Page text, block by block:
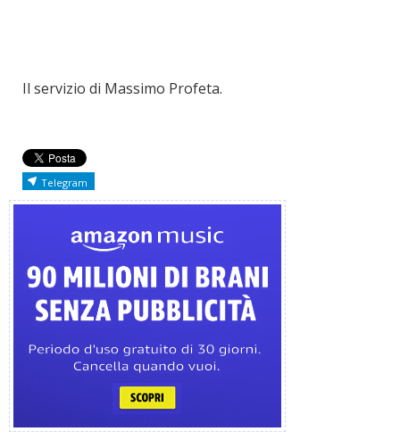
Il servizio di Massimo Profeta.
Telegram